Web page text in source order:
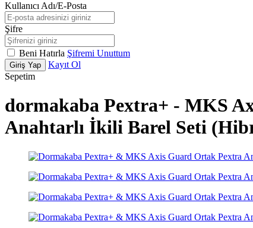
Kullanıcı Adı/E-Posta
Şifre
Beni Hatırla Şifremi Unuttum
Giriş Yap
Kayıt Ol
Sepetim
dormakaba Pextra+ - MKS
Anahtarlı İkili Barel Seti